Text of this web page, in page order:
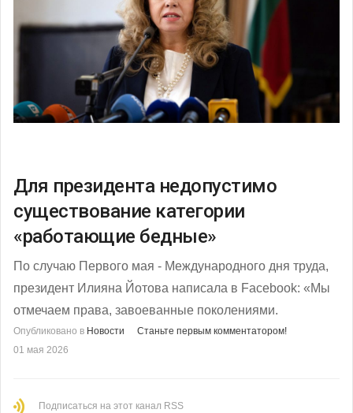
Для президента недопустимо
существование категории
«работающие бедные»
По случаю Первого мая - Международного дня труда,
президент Илияна Йотова написала в Facebook: «Мы
отмечаем права, завоеванные поколениями.
Опубликовано в Новости
Станьте первым комментатором!
01 мая 2026
Подписаться на этот канал RSS